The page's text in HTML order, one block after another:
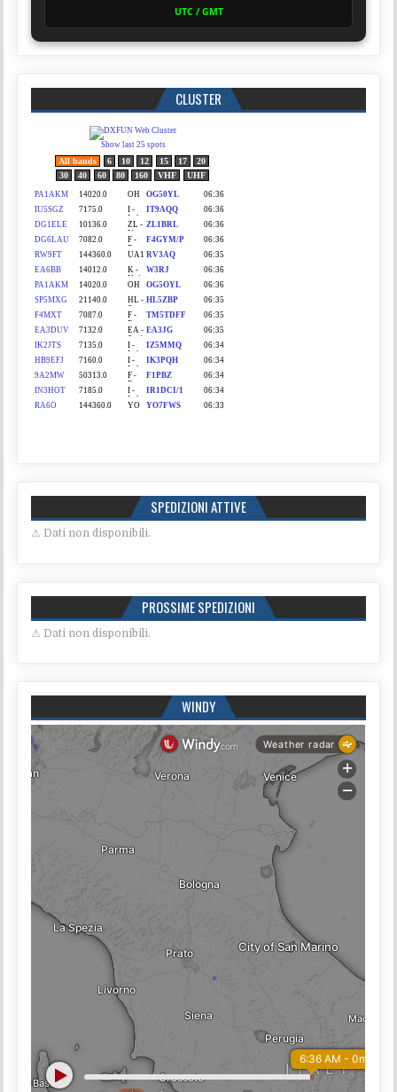
UTC / GMT
CLUSTER
SPEDIZIONI ATTIVE
⚠ Dati non disponibili.
PROSSIME SPEDIZIONI
⚠ Dati non disponibili.
WINDY